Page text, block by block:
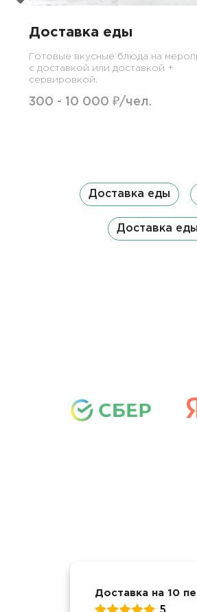
Доставка еды
Готовые вкусные блюда на
с доставкой или доставкой +
сервировкой.
300 - 10 000 ₽/чел.
Доставка еды
Доставка
Доставка на 10